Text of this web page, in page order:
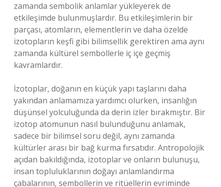
zamanda sembolik anlamlar yükleyerek de
etkileşimde bulunmuşlardır. Bu etkileşimlerin bir
parçası, atomların, elementlerin ve daha özelde
izotopların keşfi gibi bilimsellik gerektiren ama aynı
zamanda kültürel sembollerle iç içe geçmiş
kavramlardır.
İzotoplar, doğanın en küçük yapı taşlarını daha
yakından anlamamıza yardımcı olurken, insanlığın
düşünsel yolculuğunda da derin izler bırakmıştır. Bir
izotop atomunun nasıl bulunduğunu anlamak,
sadece bir bilimsel soru değil, aynı zamanda
kültürler arası bir bağ kurma fırsatıdır. Antropolojik
açıdan bakıldığında, izotoplar ve onların bulunuşu,
insan topluluklarının doğayı anlamlandırma
çabalarının, sembollerin ve ritüellerin evriminde